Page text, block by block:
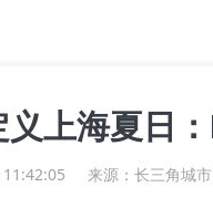
上海夏日
来源： 长三角城